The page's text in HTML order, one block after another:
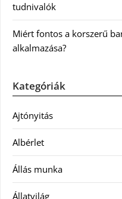
tudnivalók
Miért fontos a korszerű
alkalmazása?
Kategóriák
Ajtónyitás
Albérlet
Állás munka
Állatvilág